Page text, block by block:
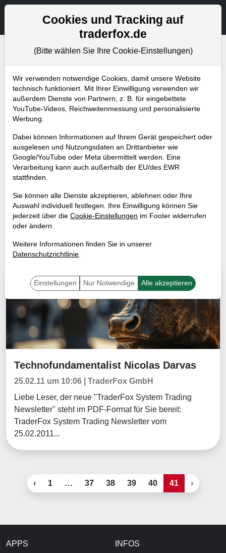
Aktien- und Artikelsuche
Aktuelles
Abonniere jetzt unseren wöchentlichen
neuen Aktienanalysen oder
Weiterentwicklungen zu verpassen.
Alle ArtikelAktuellesWeekly BriefingTrader-Blog
Aktuelles
Aktuelles
Technofundamentalist Nicolas Darvas
25.02.11 um 10:06 | TraderFox GmbH
Liebe Leser, der neue "TraderFox System Trading
Newsletter" steht im PDF-Format für Sie bereit:
TraderFox System Trading Newsletter vom
25.02.2011...
‹ 1 … 37 38 39 40 41 ›
APPS
INFOS
Cookies und Tracking auf
traderfox.de
(Bitte wählen Sie Ihre Cookie-Einstellungen)
Wir verwenden notwendige Cookies, damit unsere Website
technisch funktioniert. Mit Ihrer Einwilligung verwenden wir
außerdem Dienste von Partnern, z. B. für eingebettete
YouTube-Videos, Reichweitenmessung und personalisierte
Werbung.
Dabei können Informationen auf Ihrem Gerät gespeichert oder
ausgelesen und Nutzungsdaten an Drittanbieter wie
Google/YouTube oder Meta übermittelt werden. Eine
Verarbeitung kann auch außerhalb der EU/des EWR
stattfinden.
Sie können alle Dienste akzeptieren, ablehnen oder Ihre
Auswahl individuell festlegen. Ihre Einwilligung können Sie
jederzeit über die Cookie-Einstellungen im Footer widerrufen
oder ändern.
Weitere Informationen finden Sie in unserer
Datenschutzrichtlinie.
Einstellungen Nur Notwendige Alle akzeptieren